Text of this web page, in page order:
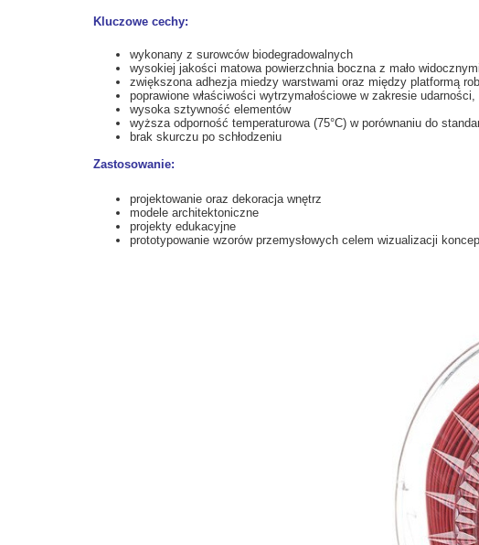
Kluczowe cechy:
wykonany z surowców biodegradowalnych
wysokiej jakości matowa powierzchnia boczna z mało
zwiększona adhezja miedzy warstwami oraz między platformą
poprawione właściwości wytrzymałościowe w zakresie
wysoka sztywność elementów
wyższa odporność temperaturowa (75°C) w porównaniu do
brak skurczu po schłodzeniu
Zastosowanie:
projektowanie oraz dekoracja wnętrz
modele architektoniczne
projekty edukacyjne
prototypowanie wzorów przemysłowych celem wizualizacji